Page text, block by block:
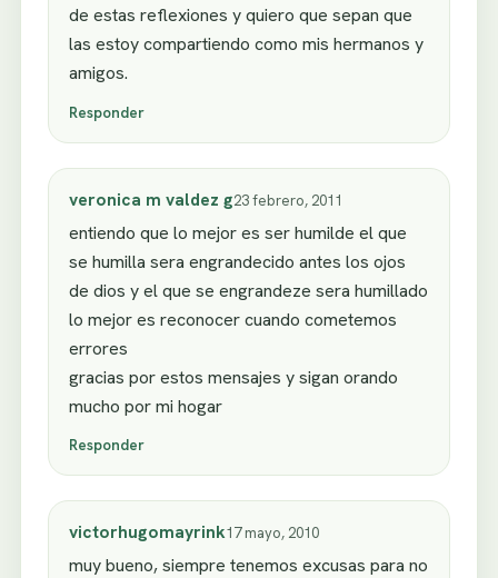
de estas reflexiones y quiero que sepan que
las estoy compartiendo como mis hermanos y
amigos.
Responder
veronica m valdez g23 febrero, 2011
entiendo que lo mejor es ser humilde el que
se humilla sera engrandecido antes los ojos
de dios y el que se engrandeze sera humillado
lo mejor es reconocer cuando cometemos
errores
gracias por estos mensajes y sigan orando
mucho por mi hogar
Responder
victorhugomayrink17 mayo, 2010
muy bueno, siempre tenemos excusas para no